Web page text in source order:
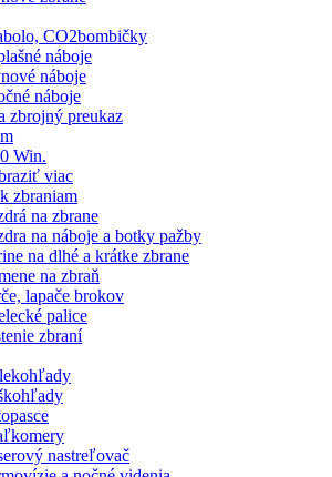
CO2bombičky
náboje
náboje
náboje
zbrojný preukaz
Win.
viac
zbraniam
na zbrane
na náboje a botky pažby
na dlhé a krátke zbrane
na zbraň
lapače brokov
palice
zbraní
nastreľovač